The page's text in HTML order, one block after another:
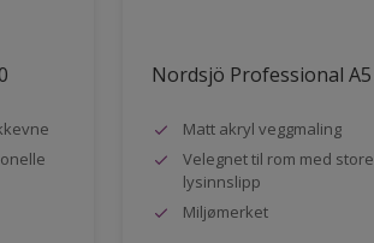
Nordsjö Professional A5
Matt akryl veggmaling
Velegnet til rom med store
lysinnslipp
Miljømerket